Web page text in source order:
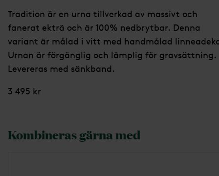
Tradition är en urna tillverkad av massivt och
fanerat ekträ och är 100% nedbrytbar. Denna
variant är målad i vitt med handmålad
Urnan är förgänglig och lämplig för gravsättning.
Levereras med sänkband.
3 495 kr
Kombineras gärna med